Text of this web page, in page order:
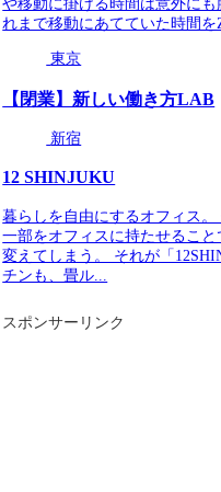
や移動に掛ける時間は意外にも
れまで移動にあてていた時間を
東京
【閉業】新しい働き方LAB
新宿
12 SHINJUKU
暮らしを自由にするオフィス
一部をオフィスに持たせるこ
変えてしまう。 それが「
チンも、畳ル...
スポンサーリンク